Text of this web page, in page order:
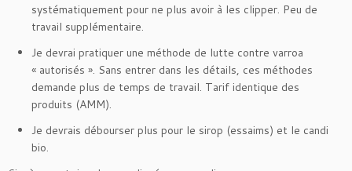
systématiquement pour ne plus avoir à les clipper. Peu de
travail supplémentaire.
Je devrai pratiquer une méthode de lutte contre varroa
« autorisés ». Sans entrer dans les détails, ces méthodes
demande plus de temps de travail. Tarif identique des
produits (AMM).
Je devrais débourser plus pour le sirop (essaims) et le candi
bio.